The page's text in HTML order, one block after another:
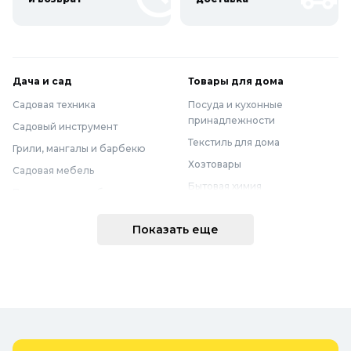
Дача и сад
Садовая техника
Садовый инструмент
Грили, мангалы и барбекю
Садовая мебель
туалеты
Товары для дома
Посуда и кухонные
принадлежности
Текстиль для дома
Хозтовары
Бытовая химия
Мебель
Самогоноварение
Показать еще